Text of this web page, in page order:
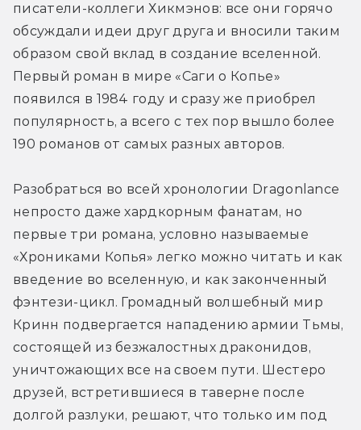
писатели-коллеги Хикмэнов: все они горячо
обсуждали идеи друг друга и вносили таким
образом свой вклад в создание вселенной.
Первый роман в мире «Саги о Копье»
появился в 1984 году и сразу же приобрел
популярность, а всего с тех пор вышло более
190 романов от самых разных авторов.
Разобраться во всей хронологии Dragonlance
непросто даже хардкорным фанатам, но
первые три романа, условно называемые
«Хрониками Копья» легко можно читать и как
введение во вселенную, и как законченный
фэнтези-цикл. Громадный волшебный мир
Кринн подвергается нападению армии Тьмы,
состоящей из безжалостных драконидов,
уничтожающих все на своем пути. Шестеро
друзей, встретившиеся в таверне после
долгой разлуки, решают, что только им под